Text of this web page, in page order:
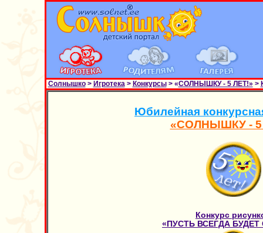
Солнышко> Игротека> Конкурсы> «СОЛНЫШКУ - 5 ЛЕТ!» >
Юбилейная
«СОЛНЫШКУ - 5
Конкурс
«ПУСТЬ ВСЕГДА